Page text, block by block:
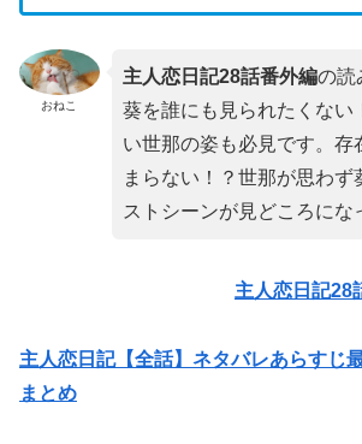
おねこ
主人恋日記28話番外編の読
葵を誰にも見られたくない
い世那の姿も必見です。存
まらない！？世那が思わず
ストシーンが見どころにな
主人恋日記28
主人恋日記【全話】ネタバレあらすじ
まとめ